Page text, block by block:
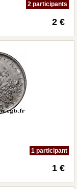
2 participants
2 €
1 participant
1 €